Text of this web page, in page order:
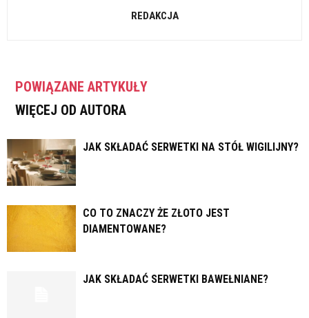
REDAKCJA
POWIĄZANE ARTYKUŁY
WIĘCEJ OD AUTORA
JAK SKŁADAĆ SERWETKI NA STÓŁ WIGILIJNY?
CO TO ZNACZY ŻE ZŁOTO JEST
DIAMENTOWANE?
JAK SKŁADAĆ SERWETKI BAWEŁNIANE?